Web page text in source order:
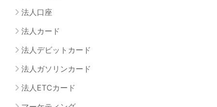
法人口座
法人カード
法人デビットカード
法人ガソリンカード
法人ETCカード